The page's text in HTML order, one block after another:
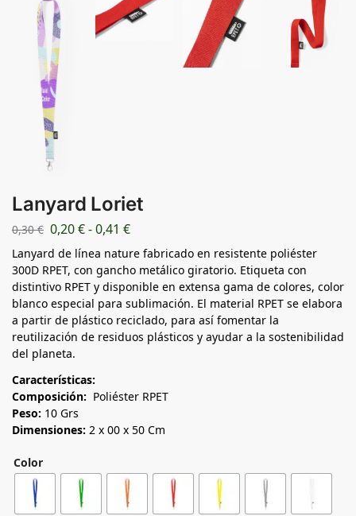
Lanyard Loriet
0,30€ 0,20€-0,41 €
Lanyard de línea nature fabricado en resistente poliéster
300D RPET, con gancho metálico giratorio. Etiqueta con
distintivo RPET y disponible en extensa gama de colores, color
blanco especial para sublimación. El material RPET se elabora
a partir de plástico reciclado, para así fomentar la
reutilización de residuos plásticos y ayudar a la sostenibilidad
del planeta.
Características:
Composición: Poliéster RPET
Peso: 10 Grs
Dimensiones: 2 x 00 x 50 Cm
Color